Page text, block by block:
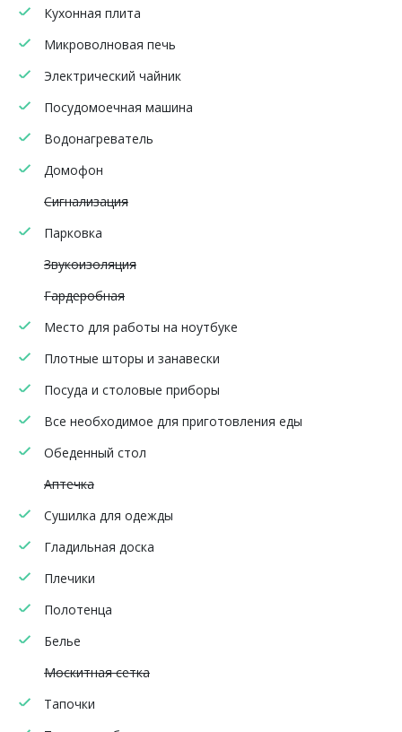
Кухонная плита
Микроволновая печь
Электрический чайник
Посудомоечная машина
Водонагреватель
Домофон
Сигнализация
Парковка
Звукоизоляция
Гардеробная
Место для работы на ноутбуке
Плотные шторы и занавески
Посуда и столовые приборы
Все необходимое для приготовления еды
Обеденный стол
Аптечка
Сушилка для одежды
Гладильная доска
Плечики
Полотенца
Белье
Москитная сетка
Тапочки